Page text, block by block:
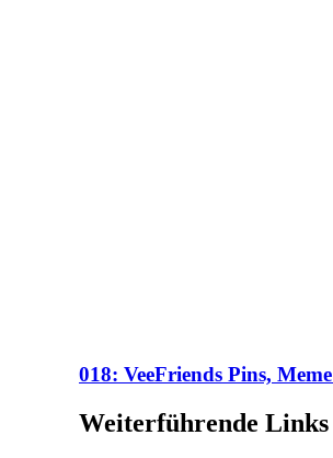
018: VeeFriends Pins,
Weiterführende Links